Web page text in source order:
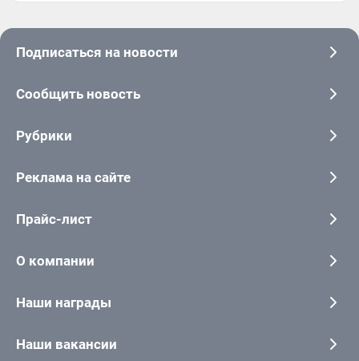
Подписаться на новости
Сообщить новость
Рубрики
Реклама на сайте
Прайс-лист
О компании
Наши награды
Наши вакансии